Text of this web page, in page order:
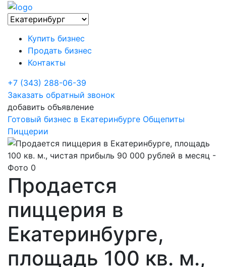
Купить бизнес
Продать бизнес
Контакты
+7 (343) 288-06-39
Заказать обратный звонок
добавить объявление
Готовый бизнес в Екатеринбурге Общепиты
Пиццерии
Продается
пиццерия в
Екатеринбурге,
площадь 100 кв. м.,